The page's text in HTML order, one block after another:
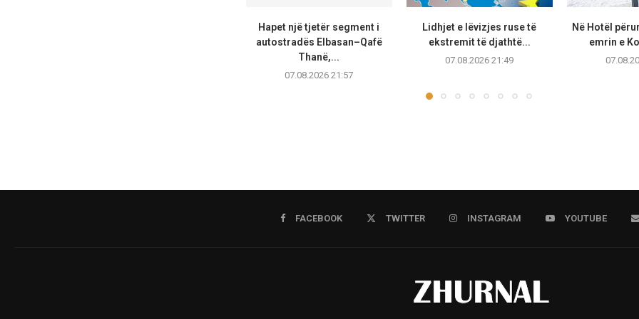
Hapet një tjetër segment i
autostradës Elbasan–Qafë
Thanë,...
07.08.2026 21:57
Lidhjet e lëvizjes ruse të
ekstremit të djathtë...
07.08.2026 21:49
Në Hotël
emrin e
FACEBOOK TWITTER INSTAGRAM YOUTUBE